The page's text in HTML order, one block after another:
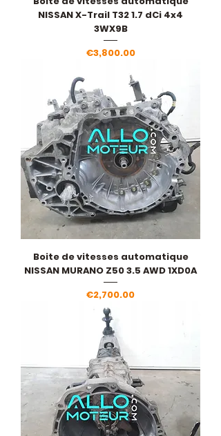
NISSAN X-Trail T32 1.7 dCi 4x4
3WX9B
Price
€3,800.00
Boite de vitesses automatique
NISSAN MURANO Z50 3.5 AWD 1XD0A
Price
€2,700.00